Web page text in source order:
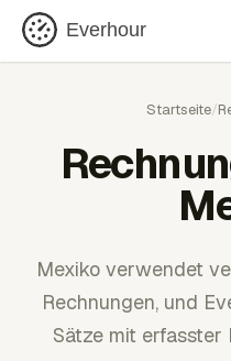
Everhour
Startseite/
Mexiko verwendet
Rechnungen, und
Sätze mit erfasster